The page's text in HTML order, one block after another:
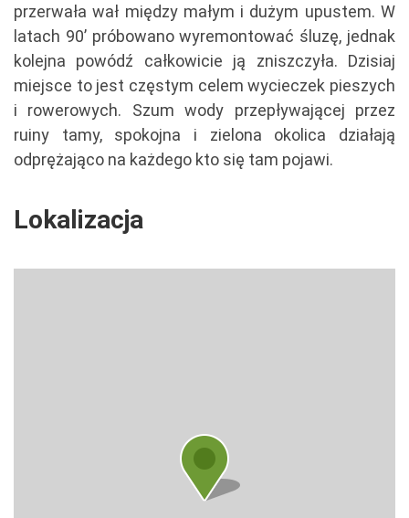
przerwała wał między małym i dużym upustem. W
latach 90’ próbowano wyremontować śluzę, jednak
kolejna powódź całkowicie ją zniszczyła. Dzisiaj
miejsce to jest częstym celem wycieczek pieszych
i rowerowych. Szum wody przepływającej przez
ruiny tamy, spokojna i zielona okolica działają
odprężająco na każdego kto się tam pojawi.
Lokalizacja